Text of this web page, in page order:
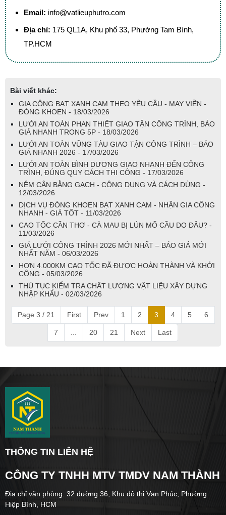
Email: info@vatlieuphutro.com
Địa chỉ: 175 QL1A, Khu phố 33, Phường Tam Bình,
TP.HCM
Bài viết khác:
GIA CÔNG BẠT XANH CAM THEO YÊU CẦU - MAY VIỀN -
ĐÓNG KHOEN - 18/03/2026
LƯỚI AN TOÀN PHAN THIẾT GIAO TẬN CÔNG TRÌNH, BÁO
GIÁ NHANH TRONG 5P - 18/03/2026
LƯỚI AN TOÀN VŨNG TÀU GIAO TẬN CÔNG TRÌNH – BÁO
GIÁ NHANH 2026 - 17/03/2026
LƯỚI AN TOÀN BÌNH DƯƠNG GIAO NHANH ĐẾN CÔNG
TRÌNH, ĐÚNG QUY CÁCH THI CÔNG - 17/03/2026
NÊM CÂN BẰNG GẠCH - CÔNG DỤNG VÀ CÁCH DÙNG -
12/03/2026
DỊCH VỤ ĐÓNG KHOEN BẠT XANH CAM - NHẬN GIA CÔNG
NHANH - GIÁ TỐT - 11/03/2026
CAO TỐC CẦN THƠ - CÀ MAU BỊ LÚN MỐ CẦU DO ĐÂU? -
11/03/2026
GIÁ LƯỚI CÔNG TRÌNH 2026 MỚI NHẤT – BÁO GIÁ MỚI
NHẤT NĂM - 06/03/2026
HƠN 4.000KM CAO TỐC ĐÃ ĐƯỢC HOÀN THÀNH VÀ KHỞI
CÔNG - 05/03/2026
THỦ TỤC KIỂM TRA CHẤT LƯỢNG VẬT LIỆU XÂY DỰNG
NHẬP KHẨU - 02/03/2026
Page 3 / 21 First Prev 1 2 3 4 5 6
7 20 21 Next Last
THÔNG TIN LIÊN HỆ
CÔNG TY TNHH MTV TMDV NAM THÀNH
Địa chỉ văn phòng: 32 đường 36, Khu đô thị Vạn Phúc, Phường
Hiệp Bình, HCM